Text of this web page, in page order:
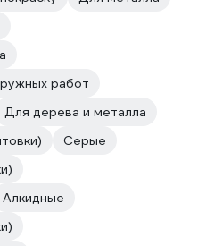
работ
Для дерева и металла
Серые
Алкидные